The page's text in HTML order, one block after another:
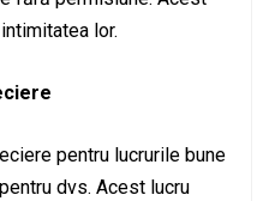
lor.
pentru lucrurile bune
dvs. Acest lucru